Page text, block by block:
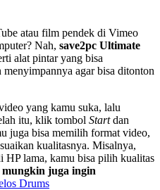
atau film pendek di Vimeo
Nah, save2pc Ultimate
alat pintar yang bisa
agar bisa ditonton
yang kamu suka, lalu
itu, klik tombol Startdan
juga bisa memilih format video,
kualitasnya. Misalnya,
HP lama, kamu bisa pilih kualitas
juga ingin
Drums